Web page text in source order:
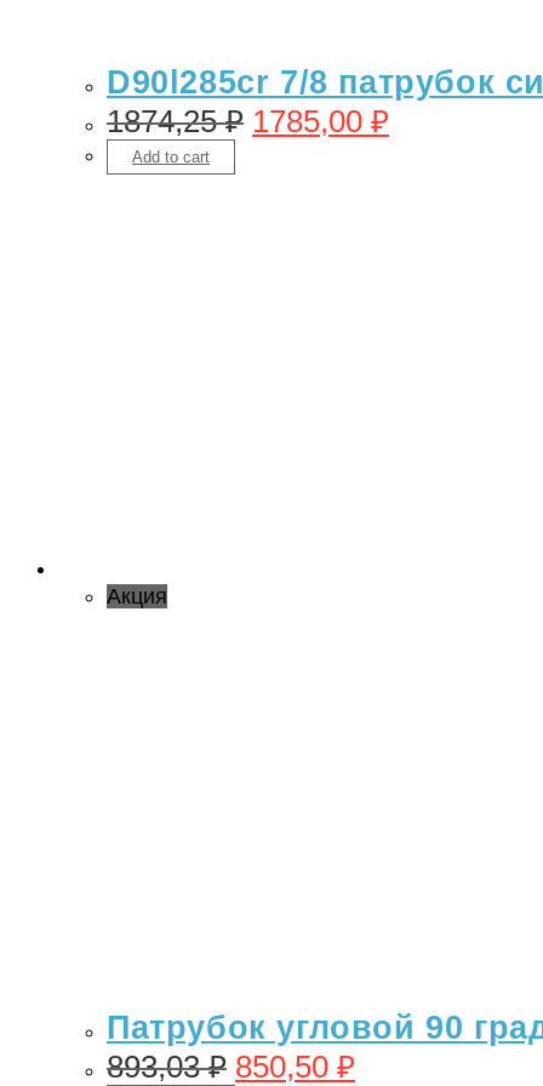
D90l285cr 7/8 патрубок
1874,25₽ 1785,00 ₽
Add to cart
Акция
Патрубок угловой 90
893,03₽ 850,50 ₽